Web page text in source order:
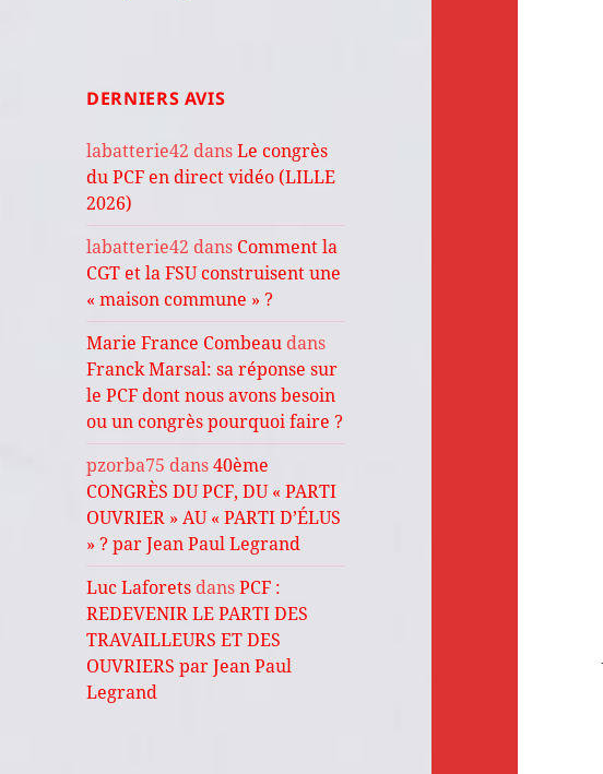
DERNIERS AVIS
labatterie42 dansLe congrès
du PCF en direct vidéo (LILLE
2026)
labatterie42 dans Comment la
CGT et la FSU construisent une
« maison commune » ?
Marie France Combeau dans
Franck Marsal: sa réponse sur
le PCF dont nous avons besoin
ou un congrès pourquoi faire ?
pzorba75 dans40ème
CONGRÈS DU PCF, DU « PARTI
OUVRIER » AU « PARTI D’ÉLUS
» ? par Jean Paul Legrand
Luc Laforets dansPCF :
REDEVENIR LE PARTI DES
TRAVAILLEURS ET DES
OUVRIERS par Jean Paul
Legrand